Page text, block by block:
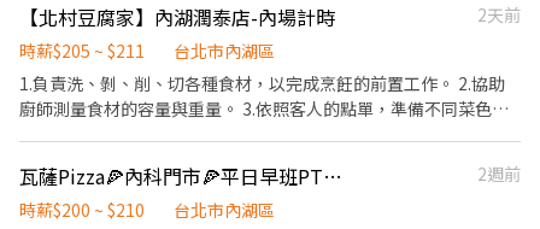
初審資格不符者則不另行通知。 ③錄取的實際任用職稱及薪資，依
面談結果與經驗核定職級。
諮詢服務 3. 店內環境、座位區清潔整理 4. 收銀結帳，開店前準備及
閉店整理作業 5. 完成主管交付工作 ✅工作時段 早班：09:00~18:00
中班：12:00~21:00 晚班：18:00~22:30或23:00 (排班區間另安排休
息時間，週六、週日有一天可排班者尤佳。) ※彈性排班可討論喔。
✅工作時段說明：依店鋪營運需求排班；兼職人員每月可配合排班
時數須達60小時以上。 ✅提供免費溫馨員工餐點、交通便利通勤上
【北村豆腐家】內湖潤泰店-內場計時
2天前
時薪$205 ~ $211
台北市內湖區
1.負責洗、剝、削、切各種食材，以完成烹飪的前置工作。 2.協助
廚師測量食材的容量與重量。 3.依照客人的點單，準備不同菜色所
瓦薩Pizza🍕內科門市🍕平日早班PT(可休六日)★時薪可達$210以上
2週前
時薪$200 ~ $210
台北市內湖區